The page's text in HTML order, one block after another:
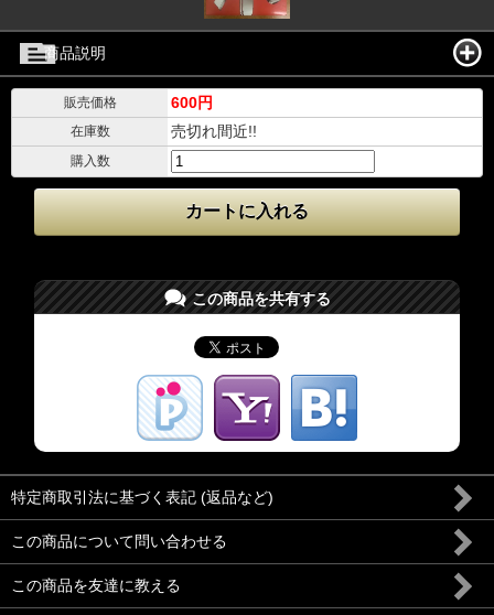
商品説明
販売価格 600円
在庫数 売切れ間近!!
購入数
この商品を共有する
特定商取引法に基づく表記 (返品など)
この商品について問い合わせる
この商品を友達に教える